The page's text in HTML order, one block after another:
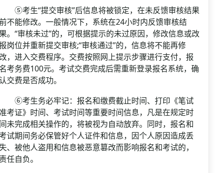
考生“提交审核”后信息将被锁定，在未反馈审核结果
不能修改。一般情况下，系统在24小时内反馈审核结
。“审核未过”的，可根据提示的未过原因，修改信息或改
岗位并重新提交审核;“审核通过”的，信息将不能再修
，进入交费程序。交费按照网上提示步骤进行支付，报
考务费100元。考试交费完成后需重新登录报名系统，确
交费是否成功。
考生务必牢记：报名和缴费截止时间、打印《笔试
考证》时间、考试时间等重要时间信息，凡是在规定时
未完成相关操作的，将被视为自动放弃。同时，报名和
试期间务必保管好个人证件和信息，因个人原因造成丢
、被他人盗用和信息被恶意篡改而影响报名和考试的，
任自负。